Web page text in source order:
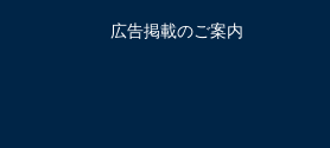
広告掲載のご案内